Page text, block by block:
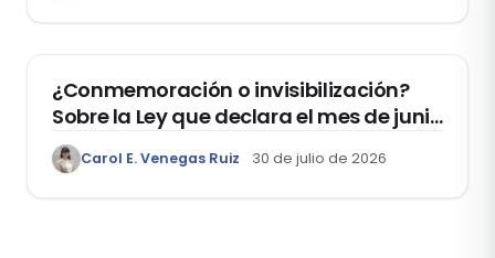
¿Conmemoración o invisibilización?
Sobre la Ley que declara el mes de junio
como el “Mes de la Vida y la Familia”
Carol E. Venegas Ruiz 30 de julio de 2026